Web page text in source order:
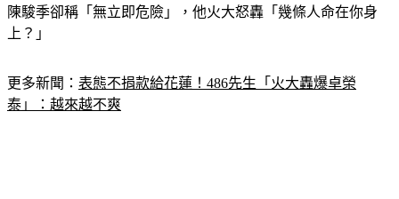
陳駿季卻稱「無立即危險」，他火大怒轟「幾條人命在你身
上？」
更多新聞： 表態不捐款給花蓮！486先生「火大轟爆卓榮
泰」：越來越不爽